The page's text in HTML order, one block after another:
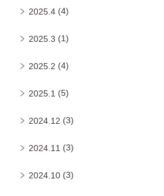
2025.4 (4)
2025.3 (1)
2025.2 (4)
2025.1 (5)
2024.12 (3)
2024.11 (3)
2024.10 (3)